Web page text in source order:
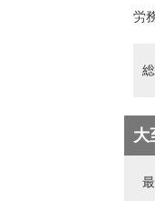
労
大